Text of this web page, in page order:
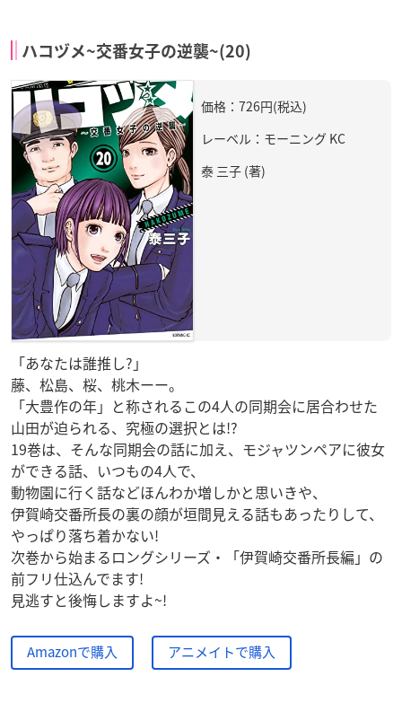
ハコヅメ~交番女子の逆襲~(20)
価格：726円(税込)
レーベル：モーニング KC
泰 三子 (著)
「あなたは誰推し?」
藤、松島、桜、桃木ーー。
「大豊作の年」と称されるこの4人の同期会に居合わせた
山田が迫られる、究極の選択とは!?
19巻は、そんな同期会の話に加え、モジャツンペアに彼女
ができる話、いつもの4人で、
動物園に行く話などほんわか増しかと思いきや、
伊賀崎交番所長の裏の顔が垣間見える話もあったりして、
やっぱり落ち着かない!
次巻から始まるロングシリーズ・「伊賀崎交番所長編」の
前フリ仕込んでます!
見逃すと後悔しますよ~!
Amazonで購入 アニメイトで購入